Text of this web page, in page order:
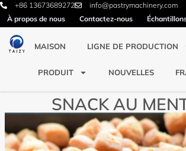
+86 13673689272
info@pastrymachinery.com
À propos de nous
Contactez-nous
MAISON LIGNE DE PRODUCTION
PRODUIT NOUVELLES
SNACK AU